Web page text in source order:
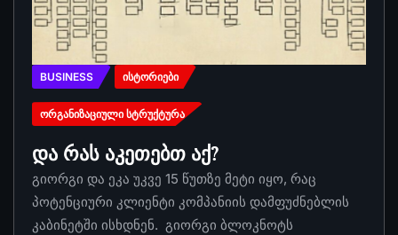
BUSINESS ᲘᲡᲢᲝᲠᲘᲔᲑᲘ
ᲝᲠᲒᲐᲜᲘᲖᲐᲪᲘᲣᲚᲘ ᲡᲢᲠᲣᲥᲢᲣᲠᲐ
და რას აკეთებთ აქ?
გიორგი და ეკა უკვე 15 წუთზე მეტი იყო, რაც
პოტენციური კლიენტი კომპანიის დამფუძნებლის
კაბინეტში ისხდნენ. გიორგი ბლოკნოტს